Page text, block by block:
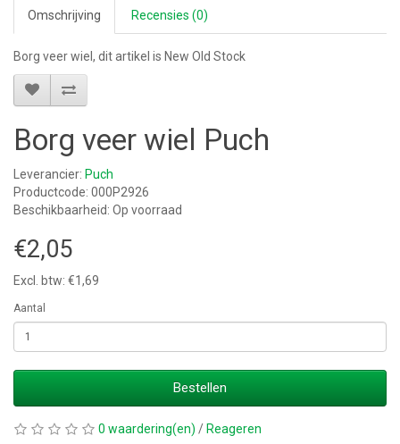
Omschrijving Recensies (0)
Borg veer wiel, dit artikel is New Old Stock
Borg veer wiel Puch
Leverancier: Puch
Productcode: 000P2926
Beschikbaarheid: Op voorraad
€2,05
Excl. btw: €1,69
Aantal
Bestellen
0 waardering(en) / Reageren